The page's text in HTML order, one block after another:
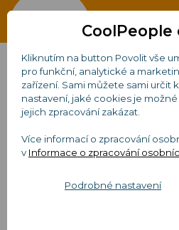
Aktuálně
CoolPeople
Kliknutím na button Povolit vše
pro funkční, analytické a
zařízení. Sami můžete sami určit
nastavení, jaké cookies je
jejich zpracování zakázat.
Více informací o zpracování
v Informace o zpracování
Podrobné nastavení